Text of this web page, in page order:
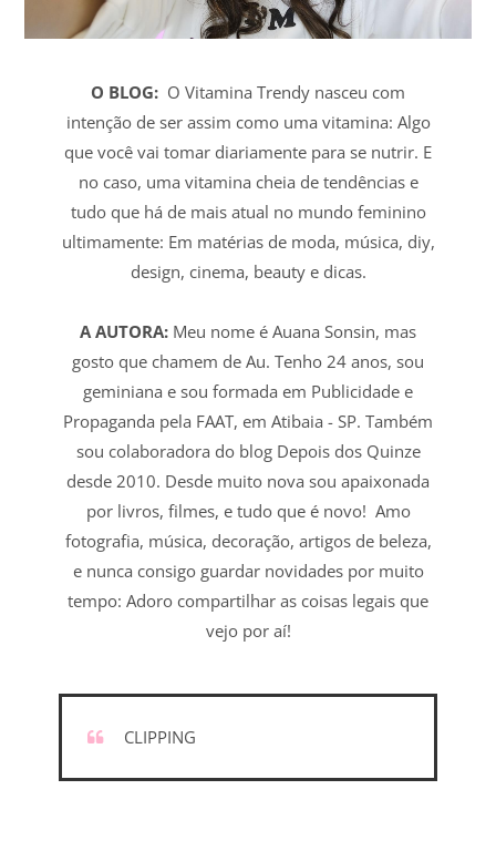
O BLOG: O Vitamina Trendy nasceu com
intenção de ser assim como uma vitamina: Algo
que você vai tomar diariamente para se nutrir. E
no caso, uma vitamina cheia de tendências e
tudo que há de mais atual no mundo feminino
ultimamente: Em matérias de moda, música, diy,
design, cinema, beauty e dicas.
A AUTORA: Meu nome é Auana Sonsin, mas
gosto que chamem de Au. Tenho 24 anos, sou
geminiana e sou formada em Publicidade e
Propaganda pela FAAT, em Atibaia - SP. Também
sou colaboradora do blog Depois dos Quinze
desde 2010. Desde muito nova sou apaixonada
por livros, filmes, e tudo que é novo! Amo
fotografia, música, decoração, artigos de beleza,
e nunca consigo guardar novidades por muito
tempo: Adoro compartilhar as coisas legais que
vejo por aí!
CLIPPING